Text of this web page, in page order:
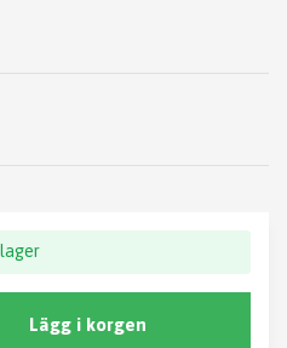
I lager
Lägg i korgen